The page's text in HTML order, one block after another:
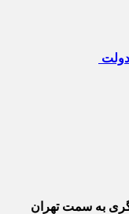
دولت
شهید لشگری به سمت تهران